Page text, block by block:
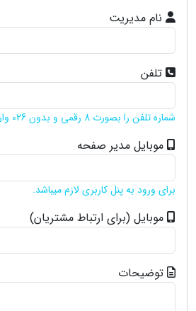
نام مدیریت
تلفن
شماره تلفن را بصورت 8 رقمی و بدون 026 وارد نمایید .
موبایل مدیر صفحه
برای ورود به پنل کاربری لازم میباشد.
موبایل (برای ارتباط مشتریان)
توضیحات